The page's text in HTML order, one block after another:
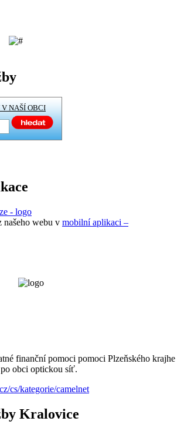
NAŠÍ OBCI
našeho webu v mobilní aplikaci –
finanční pomoci pomoci Plzeňského krajhe
obci optickou síť.
cs/kategorie/camelnet
Kralovice